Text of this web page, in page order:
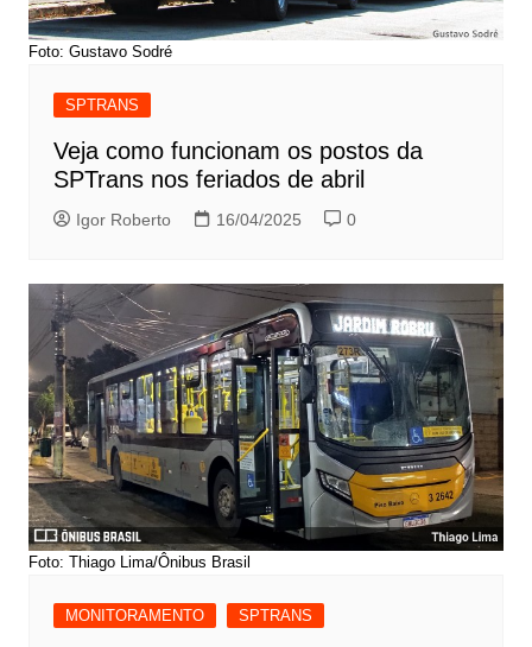
Foto: Gustavo Sodré
SPTRANS
Veja como funcionam os postos da
SPTrans nos feriados de abril
Igor Roberto 16/04/2025 0
Foto: Thiago Lima/Ônibus Brasil
MONITORAMENTO SPTRANS